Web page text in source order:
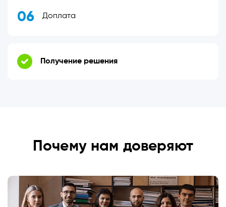
06 Доплата
Получение решения
Почему нам доверяют